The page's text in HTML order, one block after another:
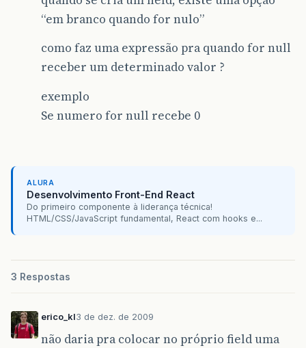
“em branco quando for nulo”
como faz uma expressão pra quando for null
receber um determinado valor ?
exemplo
Se numero for null recebe 0
ALURA
Desenvolvimento Front-End React
Do primeiro componente à liderança técnica!
HTML/CSS/JavaScript fundamental, React com hooks e...
3 Respostas
erico_kl3 de dez. de 2009
não daria pra colocar no próprio field uma